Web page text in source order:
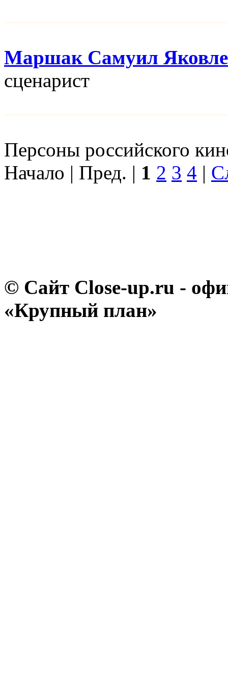
Маршак Самуил
сценарист
Персоны российского
Начало | Пред. | 1 2 3 4 |
© Сайт Close-up.ru -
«Крупный план»